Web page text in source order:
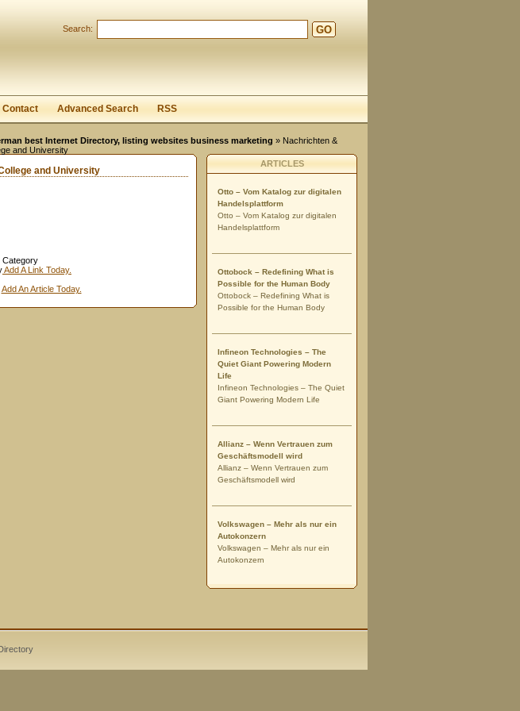
Search: GO
Contact Advanced Search RSS
best Internet Directory, listing websites business marketing » Nachrichten &
and University
and University
Category
Add A Link Today.
Add An Article Today.
ARTICLES
Otto – Vom Katalog zur digitalen
Handelsplattform
Otto – Vom Katalog zur digitalen
Handelsplattform
Ottobock – Redefining What is
Possible for the Human Body
Ottobock – Redefining What is
Possible for the Human Body
Infineon Technologies – The
Quiet Giant Powering Modern
Life
Infineon Technologies – The Quiet
Giant Powering Modern Life
Allianz – Wenn Vertrauen zum
Geschäftsmodell wird
Allianz – Wenn Vertrauen zum
Geschäftsmodell wird
Volkswagen – Mehr als nur ein
Autokonzern
Volkswagen – Mehr als nur ein
Autokonzern